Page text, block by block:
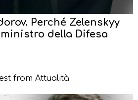
Perché Zelenskyy
della Difesa
from Attualità